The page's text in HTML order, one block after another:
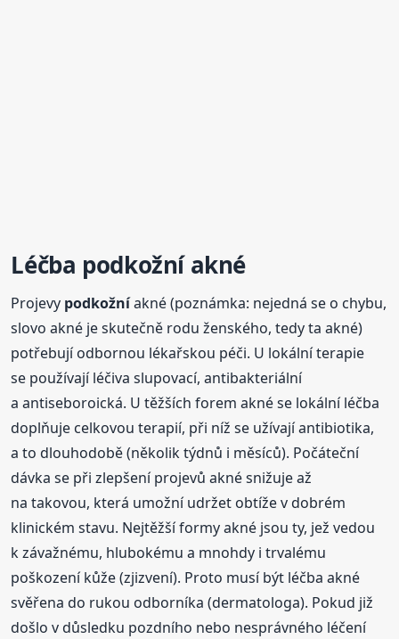
Léčba podkožníakné
Projevy podkožníakné (poznámka: nejedná se o chybu,
slovo akné je skutečně rodu ženského, tedy ta akné)
potřebují odbornou lékařskou péči. U lokální terapie
se používají léčiva slupovací, antibakteriální
a antiseboroická. U těžších forem akné se lokální léčba
doplňuje celkovou terapií, při níž se užívají antibiotika,
a to dlouhodobě (několik týdnů i měsíců). Počáteční
dávka se při zlepšení projevů akné snižuje až
na takovou, která umožní udržet obtíže v dobrém
klinickém stavu. Nejtěžší formy akné jsou ty, jež vedou
k závažnému, hlubokému a mnohdy i trvalému
poškození kůže (zjizvení). Proto musí být léčba akné
svěřena do rukou odborníka (dermatologa). Pokud již
došlo v důsledku pozdního nebo nesprávného léčení